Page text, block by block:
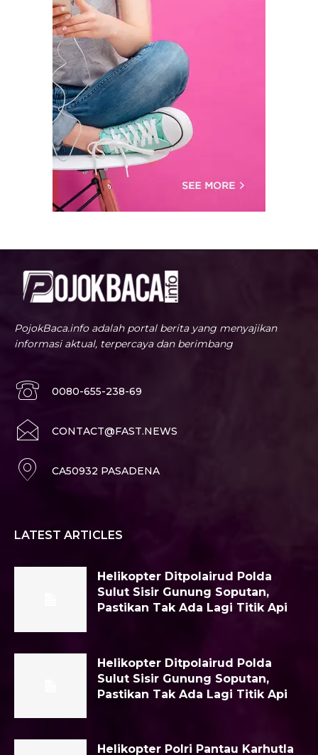
PojokBaca.info adalah portal berita yang menyajikan
informasi aktual, terpercaya dan berimbang
0080-655-238-69
CONTACT@FAST.NEWS
CA50932 PASADENA
LATEST ARTICLES
Helikopter Ditpolairud Polda
Sulut Sisir Gunung Soputan,
Pastikan Tak Ada Lagi Titik Api
Helikopter Ditpolairud Polda
Sulut Sisir Gunung Soputan,
Pastikan Tak Ada Lagi Titik Api
Helikopter Polri Pantau Karhutla